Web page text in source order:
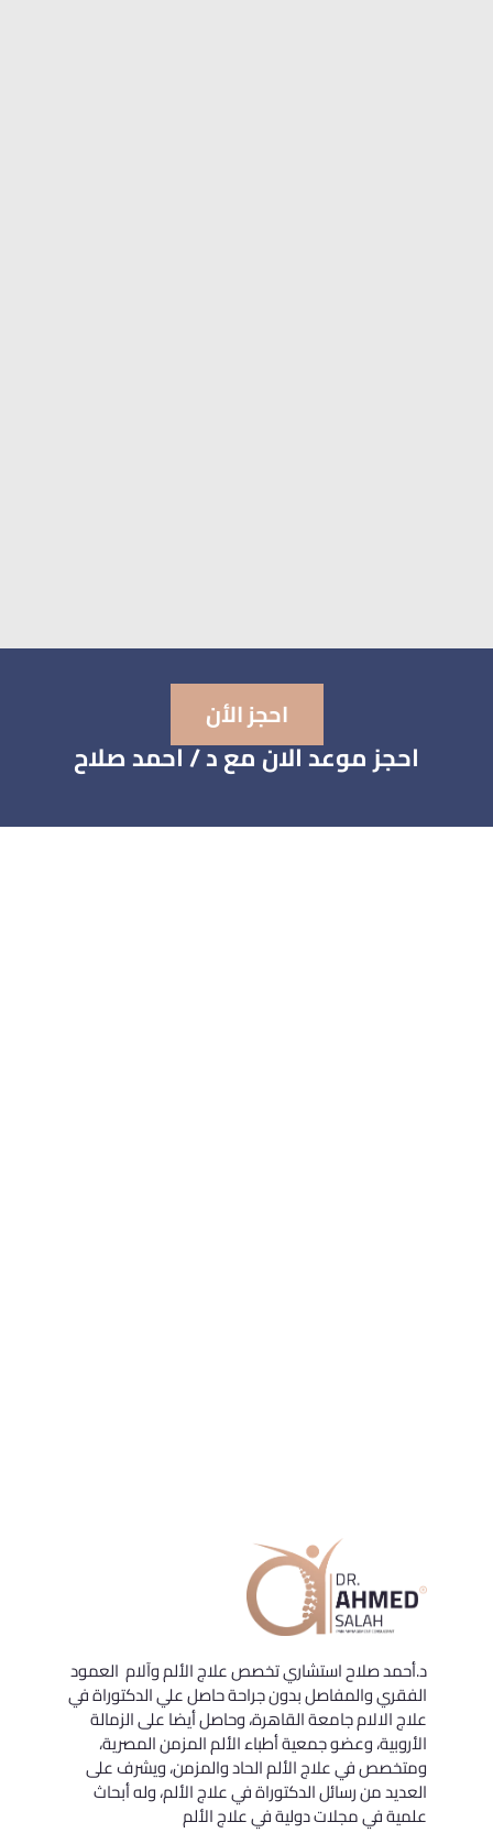
احجز الأن
احجز موعد الان مع د / احمد صلاح
د.أحمد صلاح استشاري تخصص علاج الألم وآلام العمود
الفقري والمفاصل بدون جراحة حاصل علي الدكتوراة في
علاج الالام جامعة القاهرة، وحاصل أيضا على الزمالة
الأروبية، وعضو جمعية أطباء الألم المزمن المصرية،
ومتخصص في علاج الألم الحاد والمزمن، ويشرف على
العديد من رسائل الدكتوراة في علاج الألم، وله أبحاث
علمية في مجلات دولية في علاج الألم